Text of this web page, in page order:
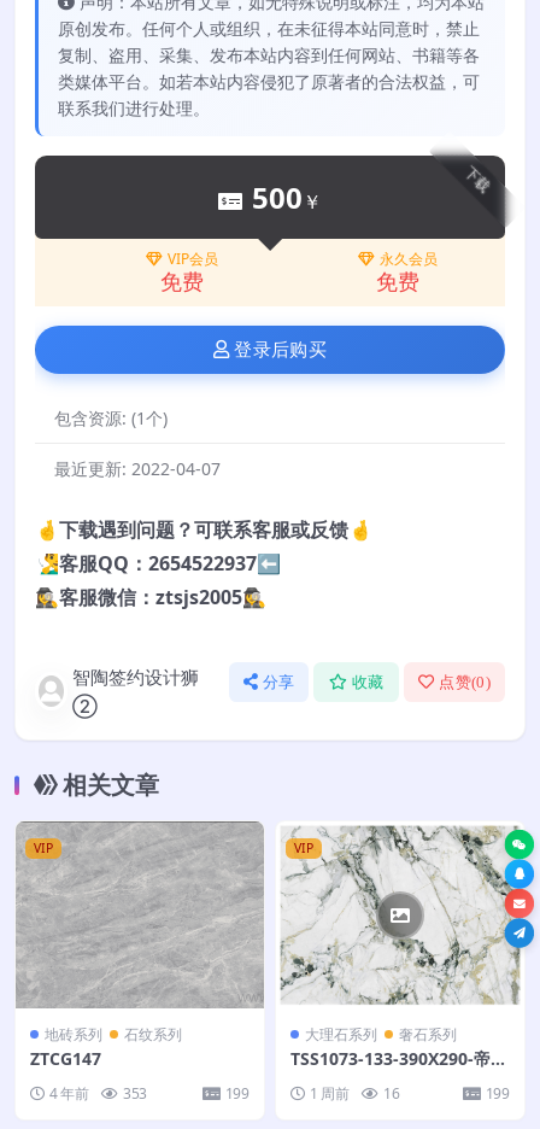
原创发布。任何个人或组织，在未征得本站同意时，禁止
复制、盗用、采集、发布本站内容到任何网站、书籍等各
类媒体平台。如若本站内容侵犯了原著者的合法权益，可
联系我们进行处理。
下载
500 ￥
VIP会员
免费
永久会员
免费
登录后购买
包含资源: (1个)
最近更新: 2022-04-07
🤞下载遇到问题？可联系客服或反馈🤞
🧏‍♂️客服QQ：2654522937⬅️
🕵️‍♀️客服微信：ztsjs2005🕵️‍♀️
智陶签约设计狮
②
分享 收藏 点赞(0)
相关文章
VIP
地砖系列 石纹系列
ZTCG147
4 年前 353 199
VIP
大理石系列 奢石系列
TSS1073-133-390X290-帝王
1 周前 16 199